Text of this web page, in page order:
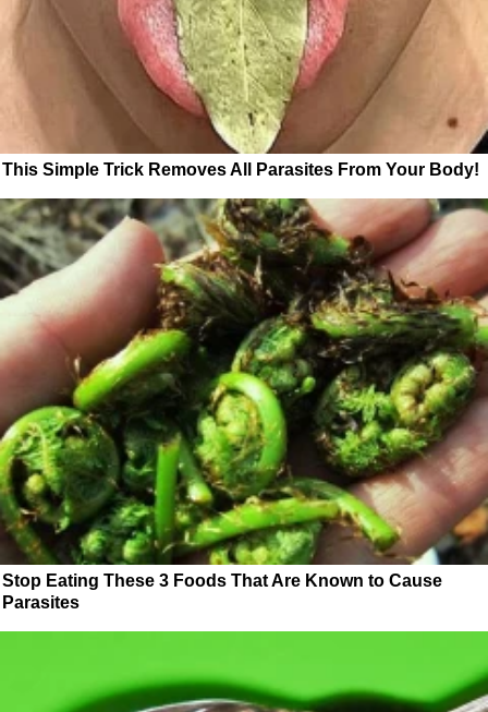
This Simple Trick Removes All Parasites From Your Body!
Stop Eating These 3 Foods That Are Known to Cause
Parasites